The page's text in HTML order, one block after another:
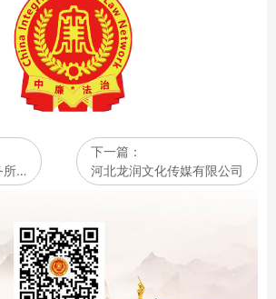
所…
下一篇：
河北龙润文化传媒有限公司